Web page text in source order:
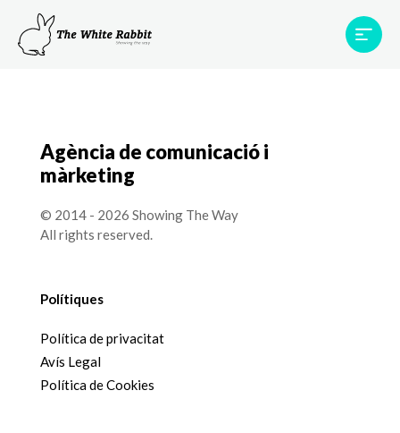
Projectes
Agència de comunicació i
màrketing
© 2014 - 2026 Showing The Way
All rights reserved.
Polítiques
Política de privacitat
Avís Legal
Política de Cookies